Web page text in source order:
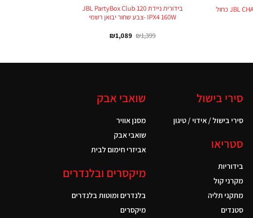
בידורית ניידת JBL PartyBox Club 120
IPX4 160W -צבע שחור יבואן רשמי
₪1,399
₪1,089
סירי בישול
סירי בישול / אידוי / טיגון
סטריאו
בידוריות
מקרני קול
מתקני תליה
סטנדים
שואבי אבק
מסנן אוויר
שואבי אבק
אביזרי חימום לבית
מיקסרים ובלנדרים
בלנדרים ומוטות בלנדרים
מיקסרים